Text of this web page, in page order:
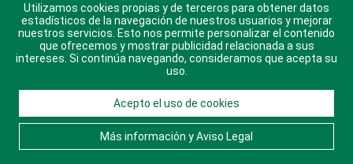
Escuchando al corazón
Economía Personal
Descarga nuestras aplicaciones para Android, iOS y
sistema Huawei.
© 2021 Diario Libre, todos los derechos reservados.
Consulta elAviso Legal. Ponte en Contacto
nosotros y conoce más sobre Diario Libre
Utilizamos cookies propias y de terceros para obtener datos
estadísticos de la navegación de nuestros usuarios y mejorar
nuestros servicios. Esto nos permite personalizar el contenido
que ofrecemos y mostrar publicidad relacionada a sus
intereses. Si continúa navegando, consideramos que acepta su
uso.
Acepto el uso de cookies
Más información y Aviso Legal